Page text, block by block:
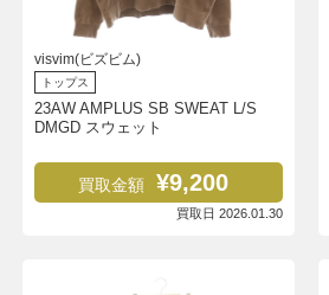
visvim(ビズビム)
トップス
23AW AMPLUS SB SWEAT L/S
DMGD スウェット
買取金額 ¥9,200
買取日 2026.01.30